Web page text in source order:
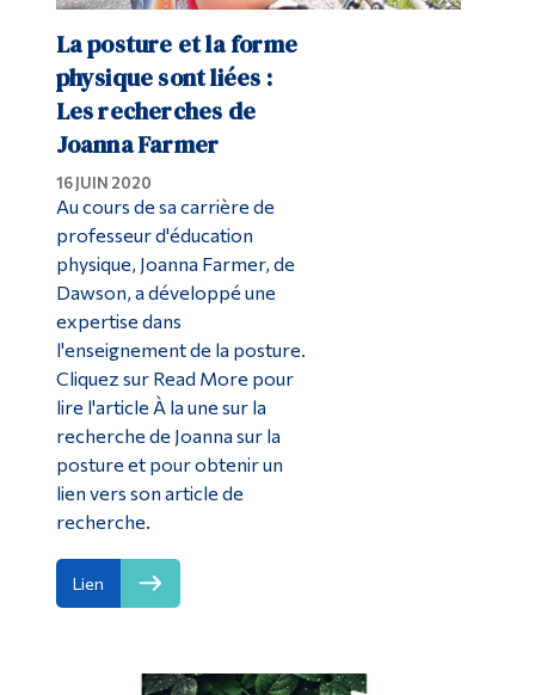
La posture et la forme
physique sont liées :
Les recherches de
Joanna Farmer
16 JUIN 2020
Au cours de sa carrière de
professeur d'éducation
physique, Joanna Farmer, de
Dawson, a développé une
expertise dans
l'enseignement de la posture.
Cliquez sur Read More pour
lire l'article À la une sur la
recherche de Joanna sur la
posture et pour obtenir un
lien vers son article de
recherche.
Lien